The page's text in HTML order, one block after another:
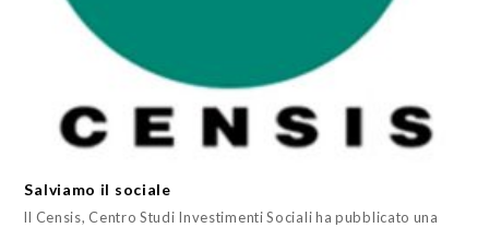
Salviamo il sociale
ll Censis, Centro Studi Investimenti Sociali ha pubblicato una